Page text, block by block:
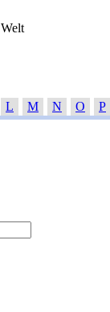
L M N O P